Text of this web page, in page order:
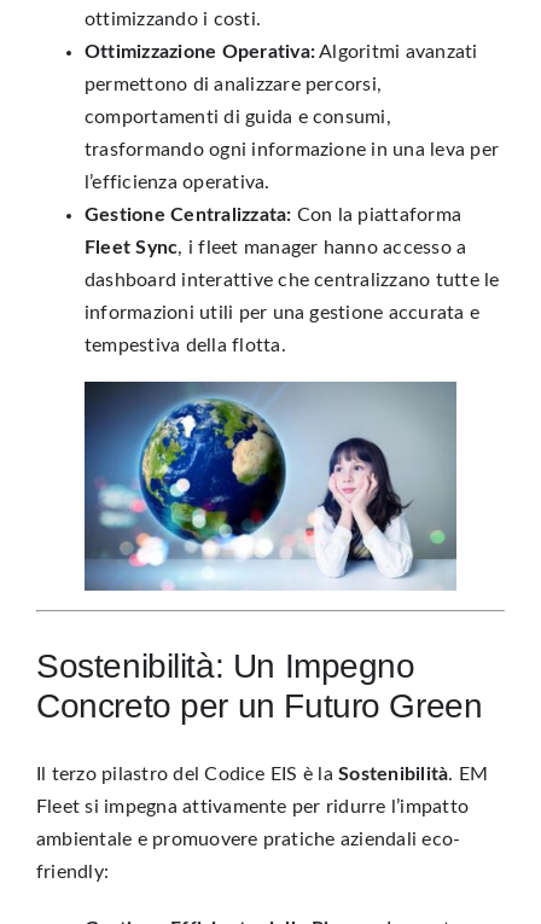
ottimizzando i costi.
Ottimizzazione Operativa:Algoritmi avanzati
permettono di analizzare percorsi,
comportamenti di guida e consumi,
trasformando ogni informazione in una leva per
l’efficienza operativa.
Gestione Centralizzata: Con la piattaforma
Fleet Sync, i fleet manager hanno accesso a
dashboard interattive che centralizzano tutte le
informazioni utili per una gestione accurata e
tempestiva della flotta.
Sostenibilità: Un Impegno
Concreto per un Futuro Green
Il terzo pilastro del Codice EIS è laSostenibilità. EM
Fleet si impegna attivamente per ridurre l’impatto
ambientale e promuovere pratiche aziendali eco-
friendly: